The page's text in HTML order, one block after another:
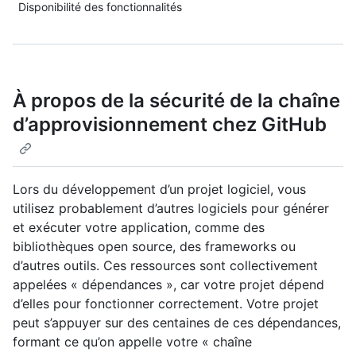
Disponibilité des fonctionnalités
À propos de la sécurité de la chaîne
d’approvisionnement chez GitHub
Lors du développement d’un projet logiciel, vous
utilisez probablement d’autres logiciels pour générer
et exécuter votre application, comme des
bibliothèques open source, des frameworks ou
d’autres outils. Ces ressources sont collectivement
appelées « dépendances », car votre projet dépend
d’elles pour fonctionner correctement. Votre projet
peut s’appuyer sur des centaines de ces dépendances,
formant ce qu’on appelle votre « chaîne